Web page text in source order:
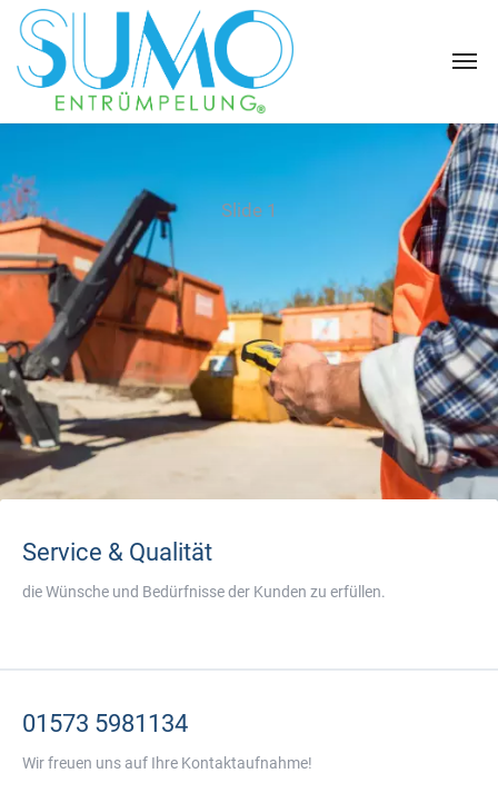
Slide 1
Service & Qualität
die Wünsche und Bedürfnisse der Kunden zu erfüllen.
01573 5981134
Wir freuen uns auf Ihre Kontaktaufnahme!